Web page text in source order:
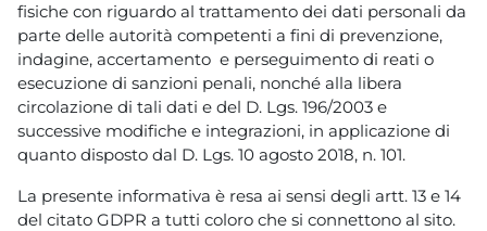
fisiche con riguardo al trattamento dei dati personali da
parte delle autorità competenti a fini di prevenzione,
indagine, accertamento e perseguimento di reati o
esecuzione di sanzioni penali, nonché alla libera
circolazione di tali dati e del D. Lgs. 196/2003 e
successive modifiche e integrazioni, in applicazione di
quanto disposto dal D. Lgs. 10 agosto 2018, n. 101.
La presente informativa è resa ai sensi degli artt. 13 e 14
del citato GDPR a tutti coloro che si connettono al sito.